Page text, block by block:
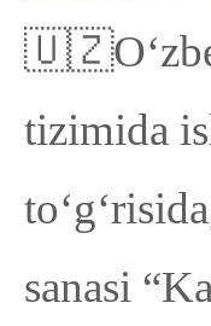
tizimida
sanasi